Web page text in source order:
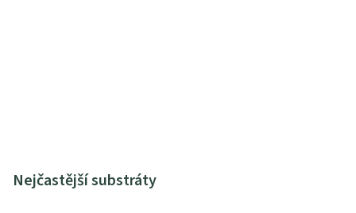
Nejčastější substráty